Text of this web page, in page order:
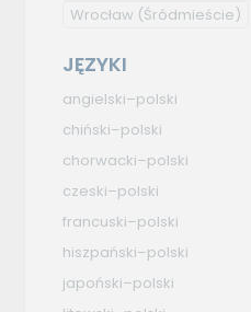
Wrocław (Śródmieście)
JĘZYKI
angielski–polski
chiński–polski
chorwacki–polski
czeski–polski
francuski–polski
hiszpański–polski
japoński–polski